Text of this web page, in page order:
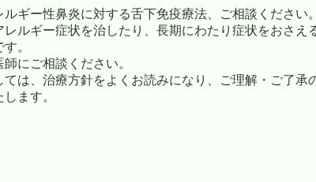
ギー性鼻炎に対する舌下免疫療法、ご相談ください。
ルギー症状を治したり、長期にわたり症状をおさえ
。
にご相談ください。
ては、治療方針をよくお読みになり、ご理解・ご了承
ます。